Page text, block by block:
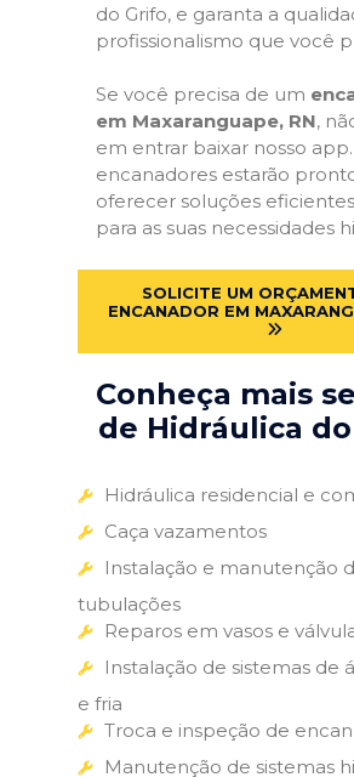
do Grifo, e garanta a
profissionalismo que você
Se você precisa de um
em Maxaranguape, RN,
em entrar baixar nosso
encanadores estarão
oferecer soluções
para as suas necessidades
SOLICITE UM
ENCANADOR EM
Conheça mais
de Hidráulica
Hidráulica residencial e
Caça vazamentos
Instalação e manutenção
tubulações
Reparos em vasos e
Instalação de sistemas de
e fria
Troca e inspeção de
Manutenção de sistemas